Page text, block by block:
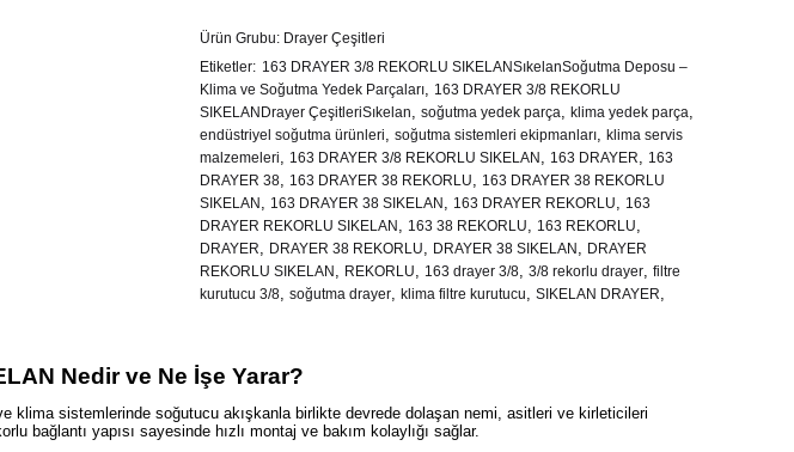
Ürün Grubu: Drayer Çeşitleri
Etiketler
163 DRAYER 3/8 REKORLU SIKELANSıkelanSoğutma Deposu –
Klima ve Soğutma Yedek Parçaları, 163 DRAYER 3/8 REKORLU
SIKELANDrayer ÇeşitleriSıkelan, soğutma yedek parça, klima yedek parça,
endüstriyel soğutma ürünleri, soğutma sistemleri ekipmanları, klima servis
malzemeleri, 163 DRAYER 3/8 REKORLU SIKELAN , 163 DRAYER, 163
DRAYER 38, 163 DRAYER 38 REKORLU, 163 DRAYER 38 REKORLU
SIKELAN , 163 DRAYER 38 SIKELAN , 163 DRAYER REKORLU, 163
DRAYER REKORLU SIKELAN , 163 38 REKORLU, 163 REKORLU,
DRAYER, DRAYER 38 REKORLU, DRAYER 38 SIKELAN , DRAYER
REKORLU SIKELAN , REKORLU, 163 drayer 3/8, 3/8 rekorlu drayer, filtre
kurutucu 3/8, soğutma drayer, klima filtre kurutucu, SIKELAN DRAYER,
Nedir ve Ne İşe Yarar?
klima sistemlerinde soğutucu akışkanla birlikte devrede dolaşan nemi, asitleri ve kirleticileri
bağlantı yapısı sayesinde hızlı montaj ve bakım kolaylığı sağlar.